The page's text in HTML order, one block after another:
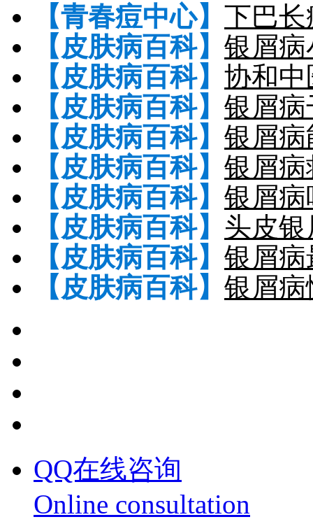
【青春痘中心】 下巴
【皮肤病百科】 银屑
【皮肤病百科】 协和
【皮肤病百科】 银屑
【皮肤病百科】 银屑
【皮肤病百科】 银屑
【皮肤病百科】 银屑
【皮肤病百科】 头皮
【皮肤病百科】 银屑
【皮肤病百科】 银屑
QQ在线咨询
Online consultation